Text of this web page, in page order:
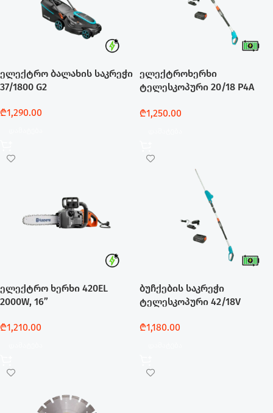
ელექტრო ბალახის საკრეჭი
37/1800 G2
₾1,290.00
ელექტროხერხი
ტელესკოპური 20/18 P4A
₾1,250.00
ელექტრო ხერხი 420EL
2000W, 16”
₾1,210.00
ბუჩქების საკრეჭი
ტელესკოპური 42/18V
₾1,180.00